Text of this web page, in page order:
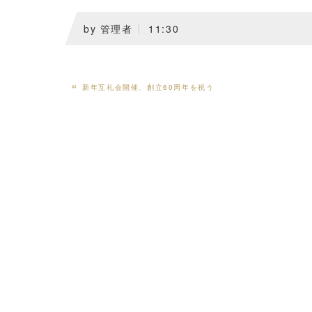
by 管理者 11:30
«新年互礼会開催、創立60周年を祝う